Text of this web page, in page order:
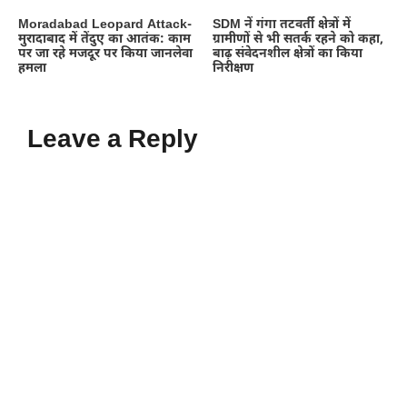
Moradabad Leopard Attack-
मुरादाबाद में तेंदुए का आतंक: काम
पर जा रहे मजदूर पर किया जानलेवा
हमला
SDM नें गंगा तटवर्ती क्षेत्रों में
ग्रामीणों से भी सतर्क रहने को कहा,
बाढ़ संवेदनशील क्षेत्रों का किया
निरीक्षण
Leave a Reply